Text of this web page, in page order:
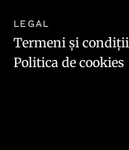
LEGAL
Termeni și condiții
Politica de cookies